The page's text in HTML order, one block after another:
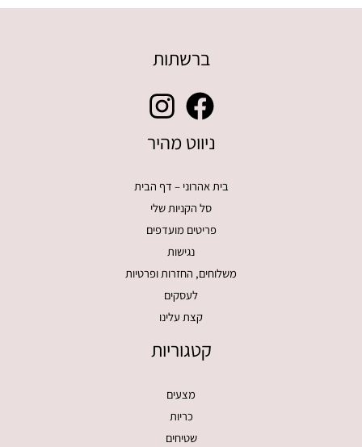
ברשתות
ניווט מהיר
בית אהרוני – דף הבית
סל הקניות שלי
פריטים מועדפים
נגישות
משלוחים, החזרות ופרטיות
לעסקים
קצת עלינו
קטגוריות
מצעים
כריות
שטיחים